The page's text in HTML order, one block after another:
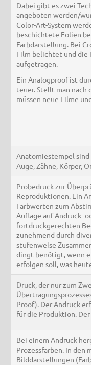
Dabei gibt es zwei
angeboten werden/
Color-Art-System
beschichtete Folien
Farbdarstellung. Bei
Film belichtet und die
aufgetragen.
Ein Analogproof ist
teuer. Stellt man nach
müssen neue Filme
Anatomiestempel sind
Auge, Zähne, Körper,
Probedruck zur
Reproduktionen. Ein
Farbwerten zum
Auflage auf Andruck-
fortdruckgerechten
zunehmend durch
stufenweise
dingt benötigt, wenn
erfolgen soll, was
Druck, der nur zum
Proof). Der Andruck
für die Produktion.
Bei einem Andruck
Prozessfarben. In den
Bilddarstellungen